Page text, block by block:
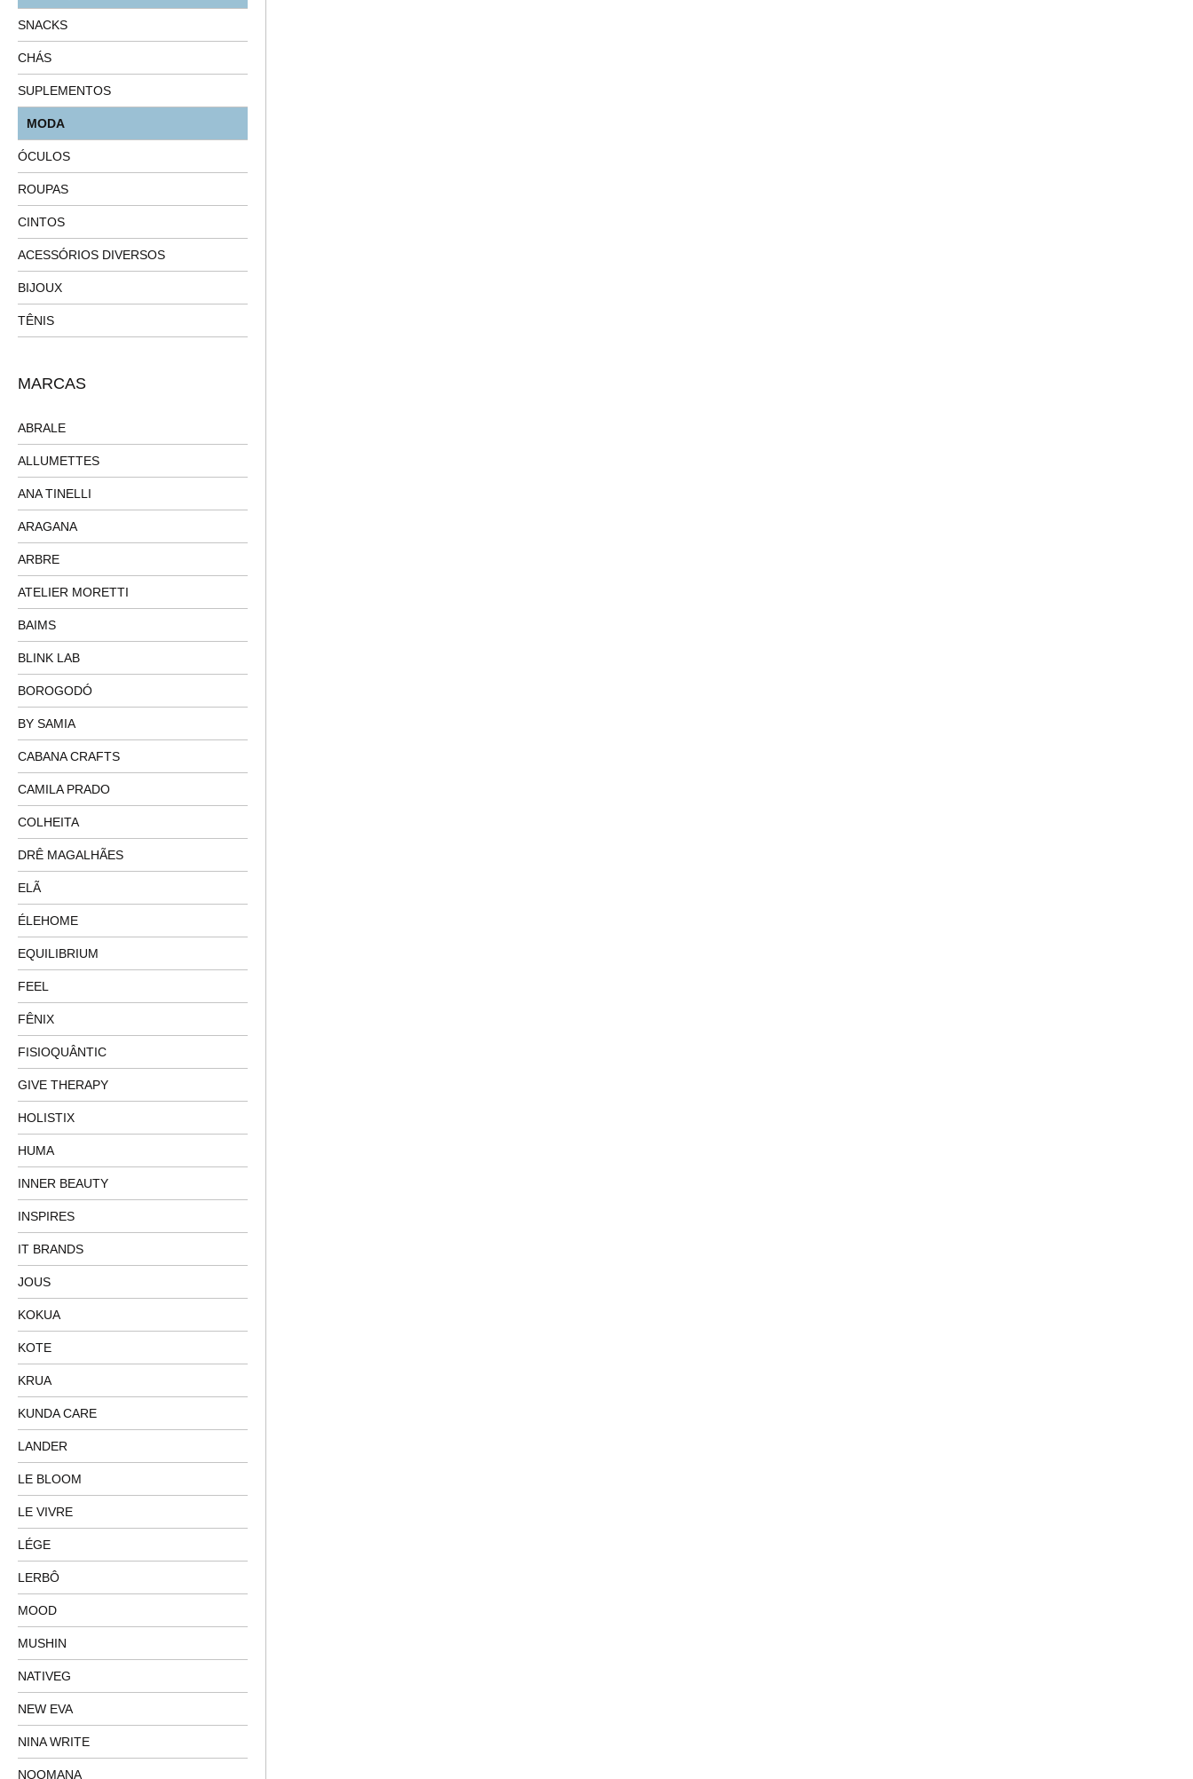
SNACKS
CHÁS
SUPLEMENTOS
MODA
ÓCULOS
ROUPAS
CINTOS
ACESSÓRIOS DIVERSOS
BIJOUX
TÊNIS
MARCAS
ABRALE
ALLUMETTES
ANA TINELLI
ARAGANA
ARBRE
ATELIER MORETTI
BAIMS
BLINK LAB
BOROGODÓ
BY SAMIA
CABANA CRAFTS
CAMILA PRADO
COLHEITA
DRÊ MAGALHÃES
ELÃ
ÉLEHOME
EQUILIBRIUM
FEEL
FÊNIX
FISIOQUÂNTIC
GIVE THERAPY
HOLISTIX
HUMA
INNER BEAUTY
INSPIRES
IT BRANDS
JOUS
KOKUA
KOTE
KRUA
KUNDA CARE
LANDER
LE BLOOM
LE VIVRE
LÉGE
LERBÔ
MOOD
MUSHIN
NATIVEG
NEW EVA
NINA WRITE
NOOMANA